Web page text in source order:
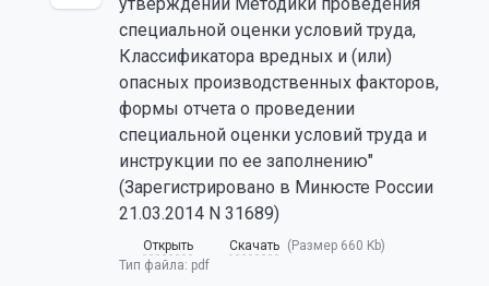
специальной оценки условий труда,
Классификатора вредных и (или)
опасных производственных факторов,
формы отчета о проведении
специальной оценки условий труда и
инструкции по ее заполнению"
(Зарегистрировано в Минюсте России
21.03.2014 N 31689)
Открыть Скачать (Размер 660 Kb)
Тип файла: pdf